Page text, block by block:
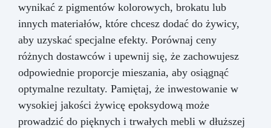
wynikać z pigmentów kolorowych, brokatu lub
innych materiałów, które chcesz dodać do żywicy,
aby uzyskać specjalne efekty. Porównaj ceny
różnych dostawców i upewnij się, że zachowujesz
odpowiednie proporcje mieszania, aby osiągnąć
optymalne rezultaty. Pamiętaj, że inwestowanie w
wysokiej jakości żywicę epoksydową może
prowadzić do pięknych i trwałych mebli w dłuższej